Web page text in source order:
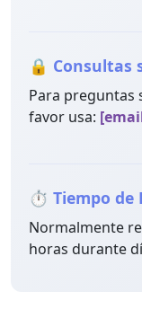
🔒 Consultas
Para preguntas
favor usa:
⏱️ Tiempo de
Normalmente
horas durante